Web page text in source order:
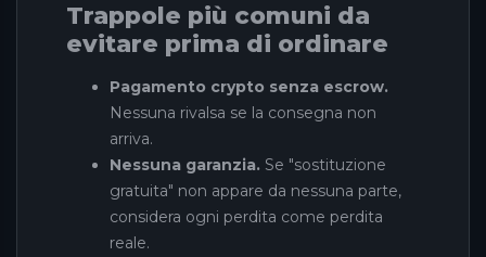
Trappole più comuni da
evitare prima di ordinare
Pagamento crypto senza escrow.
Nessuna rivalsa se la consegna non
arriva.
Nessuna garanzia. Se "sostituzione
gratuita" non appare da nessuna parte,
considera ogni perdita come perdita
reale.